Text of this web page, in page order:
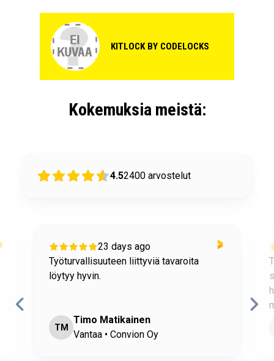
KITLOCK BY CODELOCKS
Kokemuksia meistä:
4.52400 arvostelut
23 days ago
liittyviä tavaroita
Timo Matikainen
Vantaa • Convion Oy
24
Tuotteen tiedot
sivuiltanne.
heti/nopeasti.
mukava/